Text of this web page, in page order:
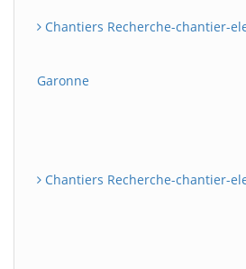
Chantiers Recherche-chantier-
Garonne
Chantiers Recherche-chantier-